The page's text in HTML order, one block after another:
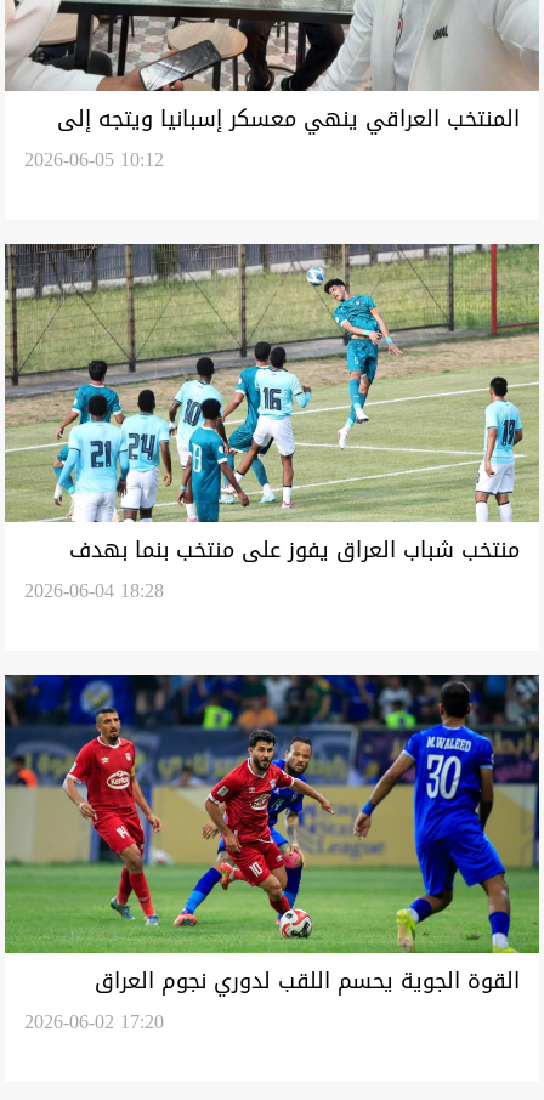
المنتخب العراقي ينهي معسكر إسبانيا ويتجه إلى
2026-06-05 10:12
منتخب شباب العراق يفوز على منتخب بنما بهدف
2026-06-04 18:28
القوة الجوية يحسم اللقب لدوري نجوم العراق
2026-06-02 17:20